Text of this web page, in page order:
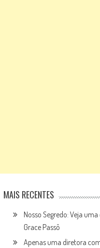
MAIS RECENTES
Nosso Segredo: Veja
Grace Passô
Apenas uma diretora